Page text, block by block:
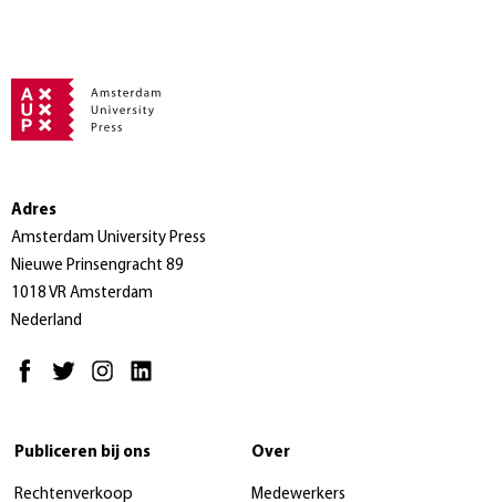
Adres
Amsterdam University Press
Nieuwe Prinsengracht 89
1018 VR Amsterdam
Nederland
Publiceren bij ons
Rechtenverkoop
Over
Medewerkers